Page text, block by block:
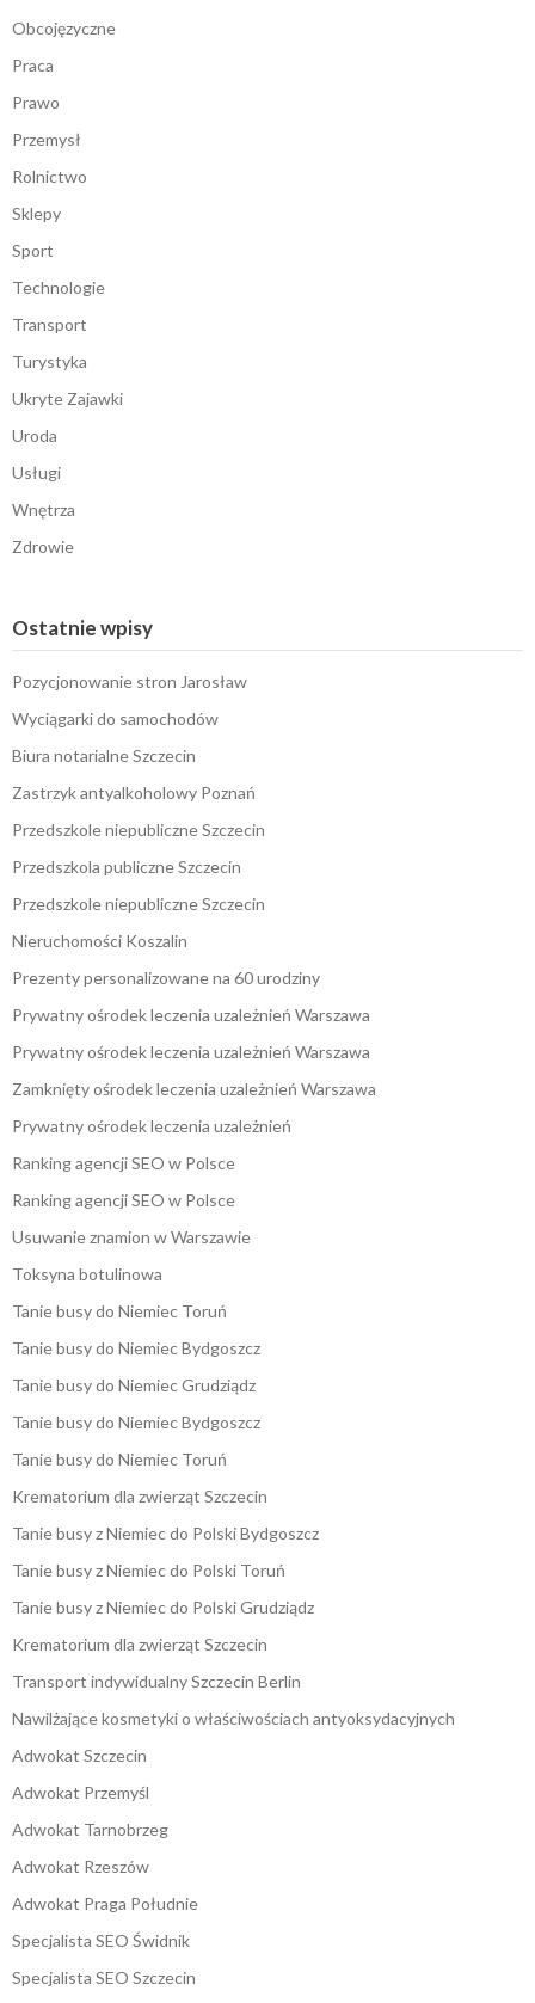
Obcojęzyczne
Praca
Prawo
Przemysł
Rolnictwo
Sklepy
Sport
Technologie
Transport
Turystyka
Ukryte Zajawki
Uroda
Usługi
Wnętrza
Zdrowie
Ostatnie wpisy
Pozycjonowanie stron Jarosław
Wyciągarki do samochodów
Biura notarialne Szczecin
Zastrzyk antyalkoholowy Poznań
Przedszkole niepubliczne Szczecin
Przedszkola publiczne Szczecin
Przedszkole niepubliczne Szczecin
Nieruchomości Koszalin
Prezenty personalizowane na 60 urodziny
Prywatny ośrodek leczenia uzależnień Warszawa
Prywatny ośrodek leczenia uzależnień Warszawa
Zamknięty ośrodek leczenia uzależnień Warszawa
Prywatny ośrodek leczenia uzależnień
Ranking agencji SEO w Polsce
Ranking agencji SEO w Polsce
Usuwanie znamion w Warszawie
Toksyna botulinowa
Tanie busy do Niemiec Toruń
Tanie busy do Niemiec Bydgoszcz
Tanie busy do Niemiec Grudziądz
Tanie busy do Niemiec Bydgoszcz
Tanie busy do Niemiec Toruń
Krematorium dla zwierząt Szczecin
Tanie busy z Niemiec do Polski Bydgoszcz
Tanie busy z Niemiec do Polski Toruń
Tanie busy z Niemiec do Polski Grudziądz
Krematorium dla zwierząt Szczecin
Transport indywidualny Szczecin Berlin
Nawilżające kosmetyki o właściwościach antyoksydacyjnych
Adwokat Szczecin
Adwokat Przemyśl
Adwokat Tarnobrzeg
Adwokat Rzeszów
Adwokat Praga Południe
Specjalista SEO Świdnik
Specjalista SEO Szczecin